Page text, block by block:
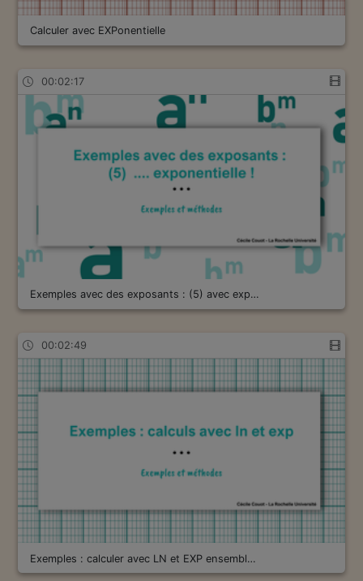
Calculer avec EXPonentielle
00:02:17
Exemples avec des exposants : (5) avec exp…
00:02:49
Exemples : calculer avec LN et EXP ensembl…